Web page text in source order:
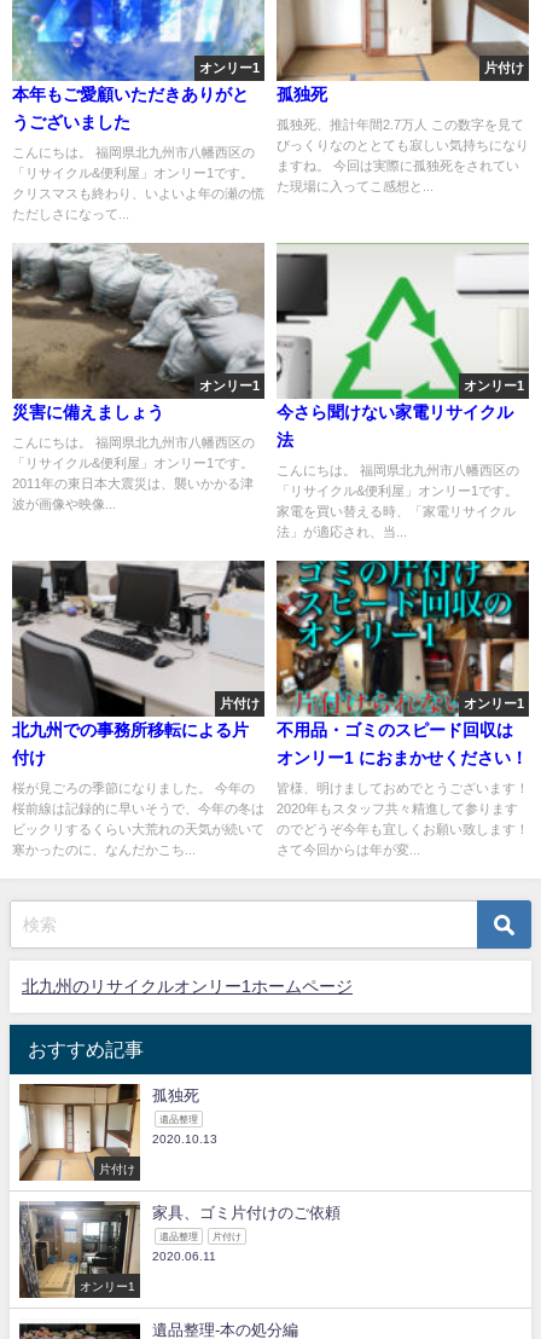
オンリー1
本年もご愛顧いただきありがと
うございました
こんにちは。 福岡県北九州市八幡西区の
「リサイクル&便利屋」オンリー1です。
クリスマスも終わり、いよいよ年の瀬の慌
ただしさになって...
片付け
孤独死
孤独死、推計年間2.7万人 この数字を見て
びっくりなのととても寂しい気持ちになり
ますね。 今回は実際に孤独死をされてい
た現場に入ってこ感想と...
オンリー1
災害に備えましょう
こんにちは。 福岡県北九州市八幡西区の
「リサイクル&便利屋」オンリー1です。
2011年の東日本大震災は、襲いかかる津
波が画像や映像...
オンリー1
今さら聞けない家電リサイクル
法
こんにちは。 福岡県北九州市八幡西区の
「リサイクル&便利屋」オンリー1です。
家電を買い替える時、「家電リサイクル
法」が適応され、当...
片付け
北九州での事務所移転による片
付け
桜が見ごろの季節になりました。 今年の
桜前線は記録的に早いそうで、今年の冬は
ビックリするくらい大荒れの天気が続いて
寒かったのに、なんだかこち...
オンリー1
不用品・ゴミのスピード回収は
オンリー1 におまかせください！
皆様、明けましておめでとうございます！
2020年もスタッフ共々精進して参ります
のでどうぞ今年も宜しくお願い致します！
さて今回からは年が変...
北九州のリサイクルオンリー1ホームページ
おすすめ記事
片付け
孤独死
遺品整理
2020.10.13
オンリー1
家具、ゴミ片付けのご依頼
遺品整理 片付け
2020.06.11
遺品整理-本の処分編